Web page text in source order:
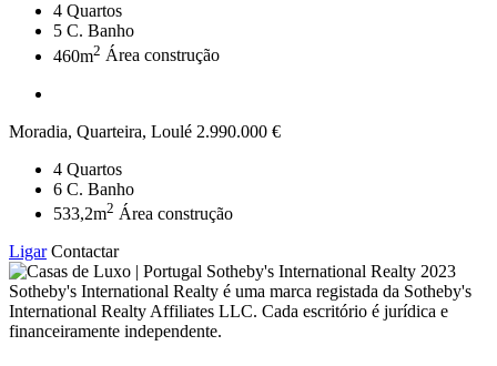
4 Quartos
5 C. Banho
460m2 Área construção
Moradia, Quarteira, Loulé 2.990.000 €
4 Quartos
6 C. Banho
533,2m2 Área construção
Ligar Contactar
2023
Sotheby's International Realty é uma marca registada da Sotheby's
International Realty Affiliates LLC. Cada escritório é jurídica e
financeiramente independente.